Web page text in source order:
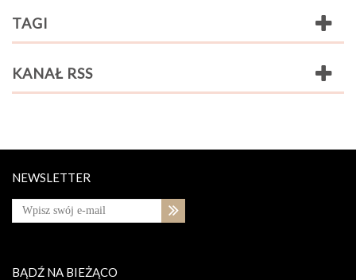
TAGI
KANAŁ RSS
NEWSLETTER
BĄDŹ NA BIEŻĄCO